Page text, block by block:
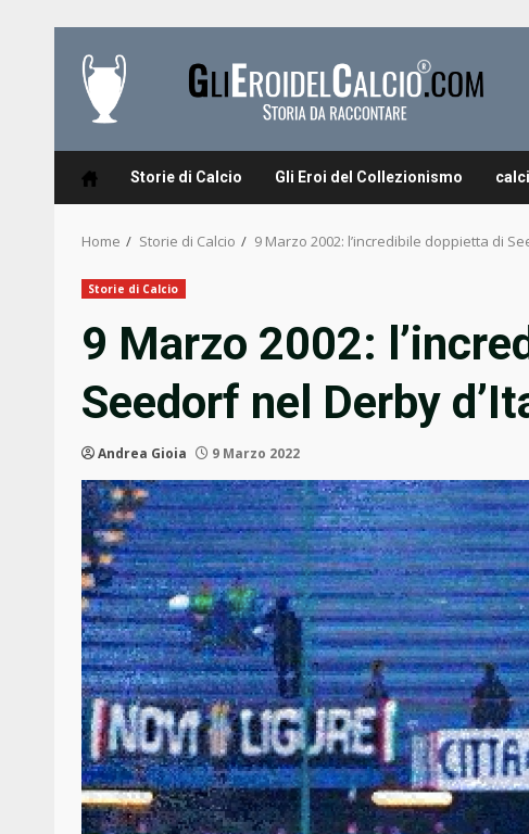
content
Storie di Calcio Gli Eroi del Collezionismo
Home Storie di Calcio 9 Marzo 2002: l’incredibile doppietta di
Storie di Calcio
9 Marzo 2002:
Seedorf nel Derby
Andrea Gioia 9 Marzo 2022